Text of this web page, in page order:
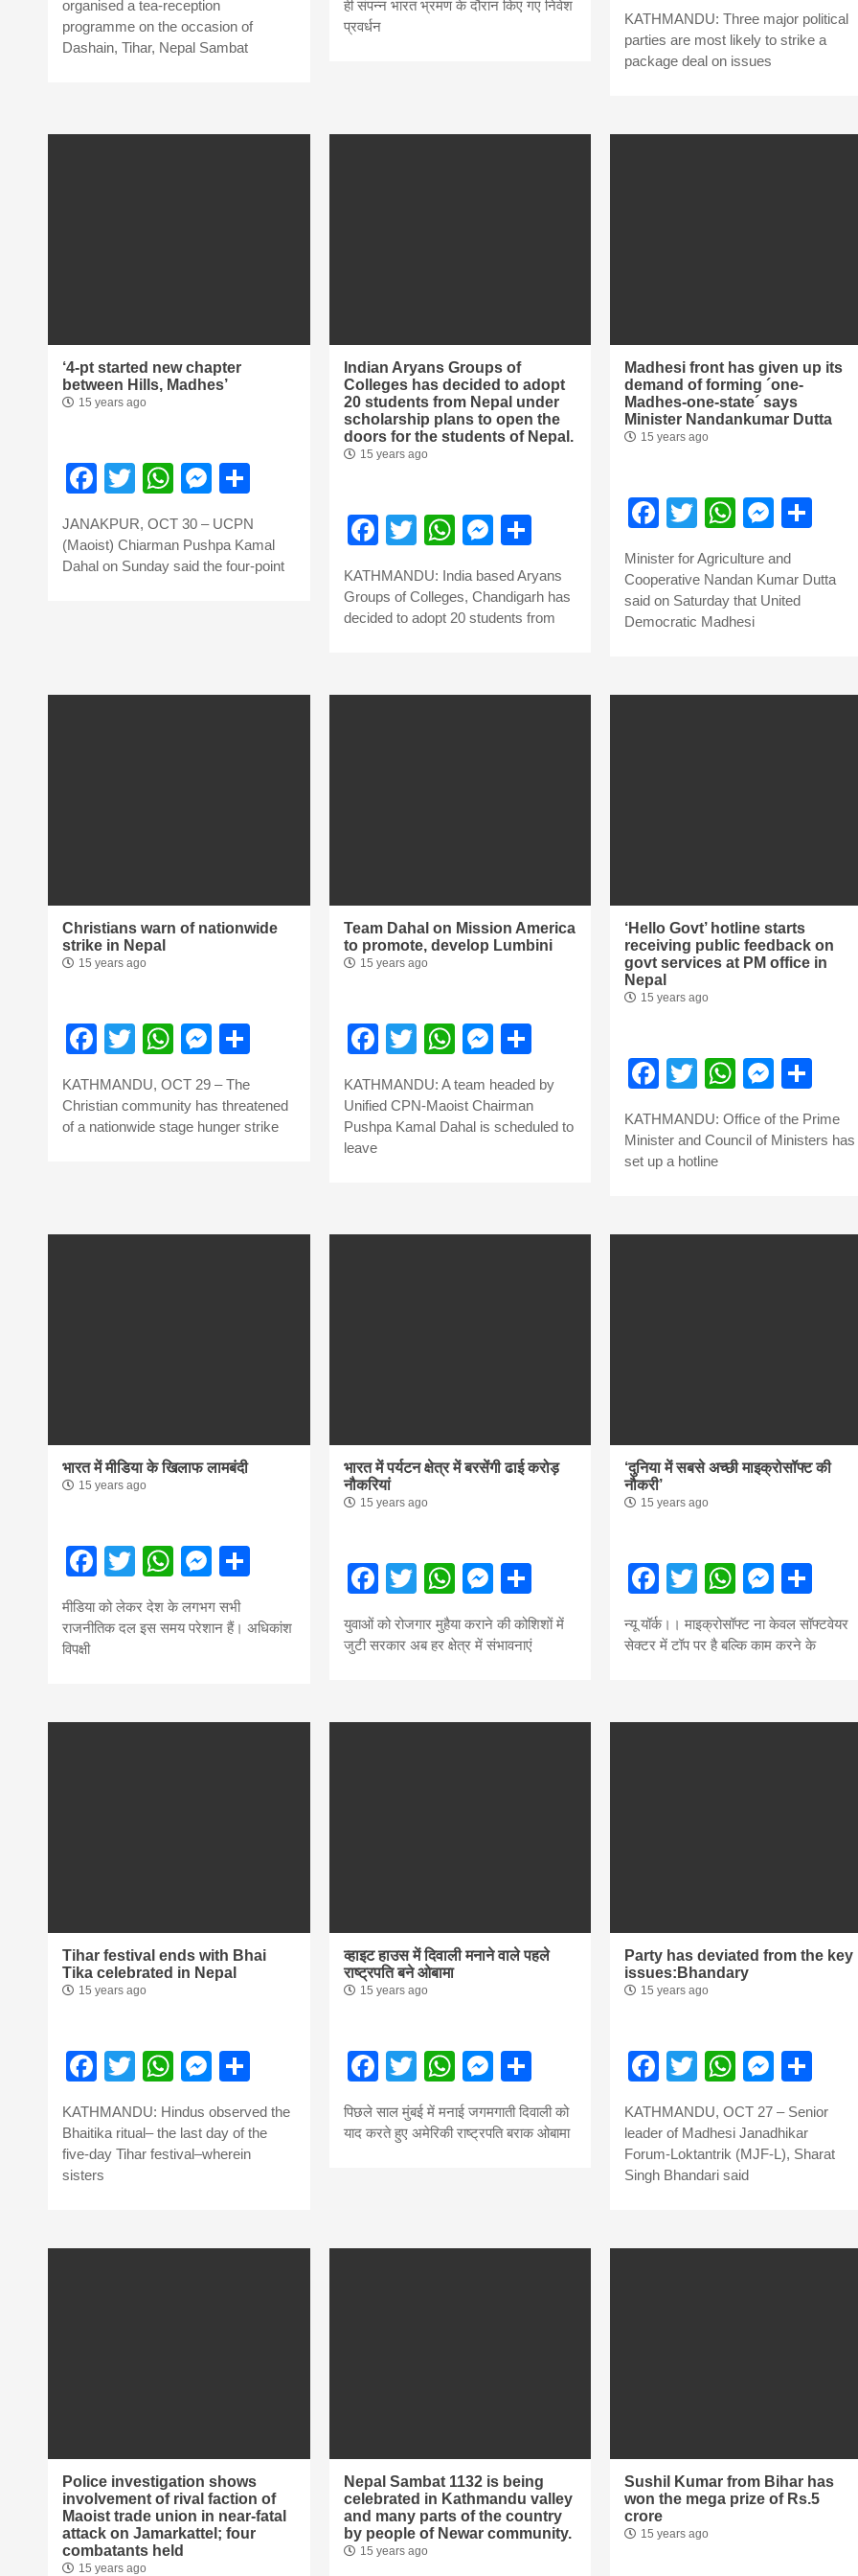
news,loan,bank
news, madhesh
organised a tea-reception
programme on the occasion of
Dashain, Tihar, Nepal Sambat
ही संपन्न भारत भ्रमण के दौरान किए गए निवेश
प्रवर्धन
KATHMANDU: Three major political
parties are most likely to strike a
package deal on issues
‘4-pt started new chapter
between Hills, Madhes’
15 years ago
Facebook
TwitterWhatsApp
Messenger
JANAKPUR, OCT 30 – UCPN
(Maoist) Chiarman Pushpa Kamal
Dahal on Sunday said the four-point
Indian Aryans Groups of
Colleges has decided to adopt
20 students from Nepal under
scholarship plans to open the
doors for the students of Nepal.
15 years ago
Facebook
TwitterWhatsApp
Messenger
KATHMANDU: India based Aryans
Groups of Colleges, Chandigarh has
decided to adopt 20 students from
Madhesi front has given up its
demand of forming ´one-
Madhes-one-state´ says
Minister Nandankumar Dutta
15 years ago
Facebook
Twitter
Minister for Agriculture and
Cooperative Nandan Kumar Dutta
said on Saturday that United
Democratic Madhesi
Christians warn of nationwide
strike in Nepal
15 years ago
Facebook
TwitterWhatsApp
Messenger
KATHMANDU, OCT 29 – The
Christian community has threatened
of a nationwide stage hunger strike
Team Dahal on Mission America
to promote‚ develop Lumbini
15 years ago
Facebook
TwitterWhatsApp
Messenger
KATHMANDU: A team headed by
Unified CPN-Maoist Chairman
Pushpa Kamal Dahal is scheduled to
leave
‘Hello Govt’ hotline starts
receiving public feedback on
govt services at PM office in
Nepal
15 years ago
Facebook
Twitter
KATHMANDU: Office of the Prime
Minister and Council of Ministers has
set up a hotline
भारत में मीडिया के खिलाफ लामबंदी
15 years ago
Facebook
TwitterWhatsApp
Messenger
मीडिया को लेकर देश के लगभग सभी
राजनीतिक दल इस समय परेशान हैं। अधिकांश
विपक्षी
भारत में पर्यटन क्षेत्र में बरसेंगी ढाई करोड़
नौकरियां
15 years ago
Facebook
TwitterWhatsApp
Messenger
युवाओं को रोजगार मुहैया कराने की कोशिशों में
जुटी सरकार अब हर क्षेत्र में संभावनाएं
‘दुनिया में सबसे अच्छी माइक्रोसॉफ्ट की
नौकरी’
15 years ago
Facebook
Twitter
न्यू यॉर्क।। माइक्रोसॉफ्ट ना केवल सॉफ्टवेयर
सेक्टर में टॉप पर है बल्कि काम करने के
Tihar festival ends with Bhai
Tika celebrated in Nepal
15 years ago
Facebook
TwitterWhatsApp
Messenger
KATHMANDU: Hindus observed the
Bhaitika ritual– the last day of the
five-day Tihar festival–wherein
sisters
व्हाइट हाउस में दिवाली मनाने वाले पहले
राष्ट्रपति बने ओबामा
15 years ago
Facebook
TwitterWhatsApp
Messenger
पिछले साल मुंबई में मनाई जगमगाती दिवाली को
याद करते हुए अमेरिकी राष्ट्रपति बराक ओबामा
Party has deviated from the key
issues:Bhandary
15 years ago
Facebook
Twitter
KATHMANDU, OCT 27 – Senior
leader of Madhesi Janadhikar
Forum-Loktantrik (MJF-L), Sharat
Singh Bhandari said
Police investigation shows
involvement of rival faction of
Maoist trade union in near-fatal
attack on Jamarkattel; four
combatants held
15 years ago
Nepal Sambat 1132 is being
celebrated in Kathmandu valley
and many parts of the country
by people of Newar community.
15 years ago
Sushil Kumar from Bihar has
won the mega prize of Rs.5
crore
15 years ago
सीताराम विवाह पंचमी महोत्सव के तीसरे दिन धनुष
यज्ञ का हुआ आयोजन (फोटो सहित)
आयोजित किया गया। रंगभूमि मैदान में राजा विदेह...